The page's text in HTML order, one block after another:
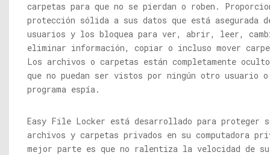
carpetas para que no se pierdan o roben.
protección sólida a sus datos que está asegurada
usuarios y los bloquea para ver, abrir, leer,
eliminar información, copiar o incluso mover
Los archivos o carpetas están completamente
que no puedan ser vistos por ningún otro usuario o
programa espía.
Easy File Locker está desarrollado para proteger
archivos y carpetas privados en su computadora
mejor parte es que no ralentiza la velocidad de su